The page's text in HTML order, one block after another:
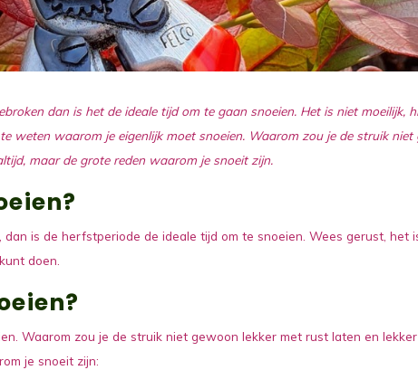
dan is het de ideale tijd om te gaan snoeien. Het is niet moeilijk,
weten waarom je eigenlijk moet snoeien. Waarom zou je de struik niet
maar de grote reden waarom je snoeit zijn.
is de herfstperiode de ideale tijd om te snoeien. Wees gerust, het
doen.
Waarom zou je de struik niet gewoon lekker met rust laten en
je snoeit zijn: